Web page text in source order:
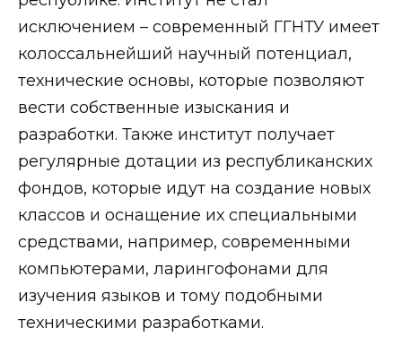
исключением – современный ГГНТУ имеет
колоссальнейший научный потенциал,
технические основы, которые позволяют
вести собственные изыскания и
разработки. Также институт получает
регулярные дотации из республиканских
фондов, которые идут на создание новых
классов и оснащение их специальными
средствами, например, современными
компьютерами, ларингофонами для
изучения языков и тому подобными
техническими разработками.